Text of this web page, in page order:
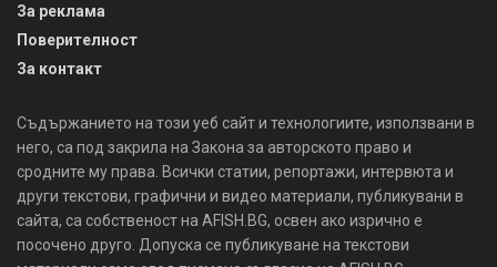
За реклама
Поверителност
За контакт
Съдържанието на този уеб сайт и технологиите, използвани в
него, са под закрила на Закона за авторското право и
сродните му права. Всички статии, репортажи, интервюта и
други текстови, графични и видео материали, публикувани в
сайта, са собственост на AFISH.BG, освен ако изрично е
посочено друго. Допуска се публикуване на текстови